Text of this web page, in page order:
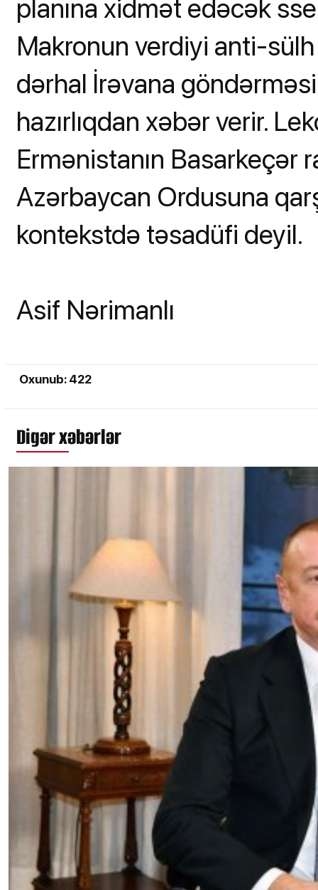
planına xidmət edəcək
Makronun verdiyi anti-
dərhal İrəvana
hazırlıqdan xəbər verir.
Ermənistanın Basarkeçər
Azərbaycan Ordusuna
kontekstdə təsadüfi deyil.
Asif Nərimanlı
Oxunub: 422
Digər xəbərlər